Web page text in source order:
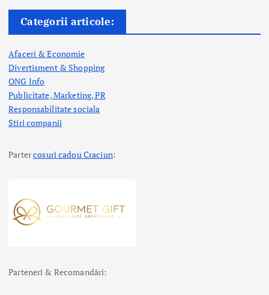
Categorii articole:
Afaceri & Economie
Divertisment & Shopping
ONG Info
Publicitate, Marketing, PR
Responsabilitate sociala
Stiri companii
Partercosuri cadou Craciun:
Parteneri & Recomandări: